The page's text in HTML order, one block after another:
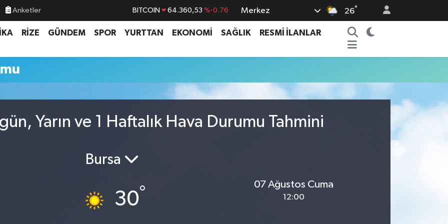
Anketler BITCOIN 64.360,53 %-0.76
DOLAR 47,7069 %0.17
GRAM ALTIN 6574.81 %1.44
BİST100 13.887 %64
Merkez 26°
RİZE GÜNDEM SPOR YURTTAN EKONOMİ SAĞLIK
RESMİ İLANLAR
Yarın ve 1 Haftalık Hava Durumu Tahmini
Bursa
30°
07 Ağustos Cuma
12:00